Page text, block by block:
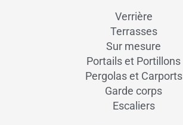
Verrière
Terrasses
Sur mesure
Portails et Portillons
Pergolas et Carports
Garde corps
Escaliers